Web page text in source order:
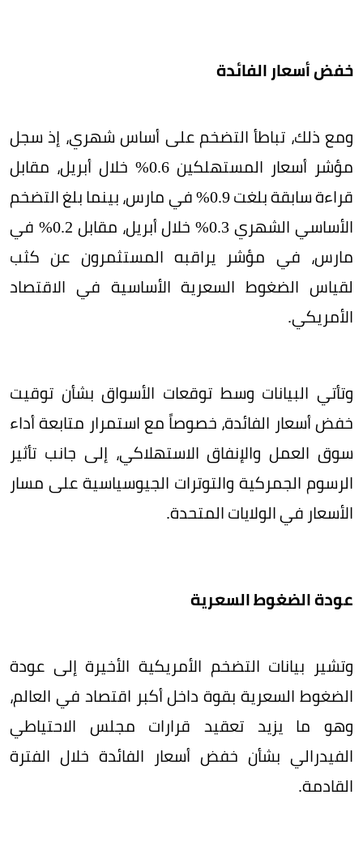
خفض أسعار الفائدة
ومع ذلك، تباطأ التضخم على أساس شهري، إذ سجل
مؤشر أسعار المستهلكين 0.6% خلال أبريل، مقابل
قراءة سابقة بلغت 0.9% في مارس، بينما بلغ التضخم
الأساسي الشهري 0.3% خلال أبريل، مقابل 0.2% في
مارس، في مؤشر يراقبه المستثمرون عن كثب
لقياس الضغوط السعرية الأساسية في الاقتصاد
الأمريكي.
وتأتي البيانات وسط توقعات الأسواق بشأن توقيت
خفض أسعار الفائدة، خصوصاً مع استمرار متابعة أداء
سوق العمل والإنفاق الاستهلاكي، إلى جانب تأثير
الرسوم الجمركية والتوترات الجيوسياسية على مسار
الأسعار في الولايات المتحدة.
عودة الضغوط السعرية
وتشير بيانات التضخم الأمريكية الأخيرة إلى عودة
الضغوط السعرية بقوة داخل أكبر اقتصاد في العالم،
وهو ما يزيد تعقيد قرارات مجلس الاحتياطي
الفيدرالي بشأن خفض أسعار الفائدة خلال الفترة
القادمة.